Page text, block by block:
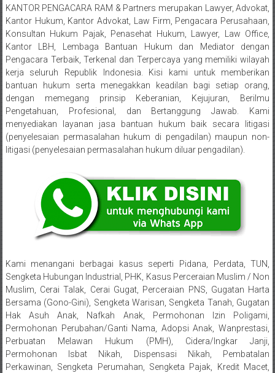
Bantul,
Wonosari,
Wates,
Klaten,
Magelang,
Solo,
Semarang,
Jakarta,
Bali,
Surabaya,
Surakarta,
Sukoharjo,
Mungkid,
Purworejo,
Daerah
KANTOR PENGACARA RAM & Partners merupakan Lawyer, Advokat,
Kantor Hukum, Kantor Advokat, Law Firm, Pengacara Perusahaan,
Konsultan Hukum Pajak, Penasehat Hukum, Lawyer, Law Office,
Kantor LBH, Lembaga Bantuan Hukum dan Mediator dengan
Pengacara Terbaik, Terkenal dan Terpercaya yang memiliki wilayah
kerja seluruh Republik Indonesia. Kisi kami untuk memberikan
bantuan hukum serta menegakkan keadilan bagi setiap orang,
dengan memegang prinsip Keberanian, Kejujuran, Berilmu
Pengetahuan, Profesional, dan Bertanggung Jawab. Kami
menyediakan layanan jasa bantuan hukum baik secara litigasi
(penyelesaian permasalahan hukum di pengadilan) maupun non-
litigasi (penyelesaian permasalahan hukum diluar pengadilan).
Kami menangani berbagai kasus seperti Pidana, Perdata, TUN,
Sengketa Hubungan Industrial, PHK, Kasus Perceraian Muslim / Non
Muslim, Cerai Talak, Cerai Gugat, Perceraian PNS, Gugatan Harta
Bersama (Gono-Gini), Sengketa Warisan, Sengketa Tanah, Gugatan
Hak Asuh Anak, Nafkah Anak, Permohonan Izin Poligami,
Permohonan Perubahan/Ganti Nama, Adopsi Anak, Wanprestasi,
Perbuatan Melawan Hukum (PMH), Cidera/Ingkar Janji,
Permohonan Isbat Nikah, Dispensasi Nikah, Pembatalan
Perkawinan, Sengketa Perumahan, Sengketa Pajak, Kredit Macet,